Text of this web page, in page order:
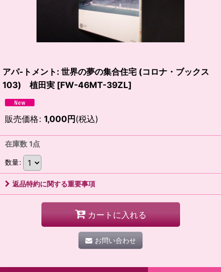
アパ-トメント: 世界の夢の集合住宅 (コロナ・ブックス
103) 植田実 [FW-46MT-39ZL]
販売価格: 1,000円(税込)
在庫数 1点
数量:
返品特約に関する重要事項
カートに入れる
お問い合わせ